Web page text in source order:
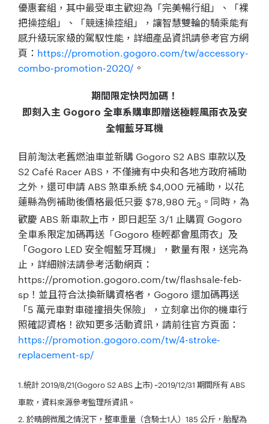
優惠套組，其中最受車主歡迎為「完美暢行組」、「裸
把操控組」、「競速操控組」，讓智慧雙輪的騎乘能有
感升級玩家級的駕馭性能，詳細產品資訊請參考官方網
頁： https://promotion.gogoro.com/tw/accessory-
combo-promotion-2020/ 。
期間限定快閃加碼！
即刻入主 Gogoro 全車系購車即贈送極輕風雨衣及安
全帽藍牙耳機
目前淘汰老舊燃油車並新購 Gogoro S2 ABS 車款以及
S2 Café Racer ABS，不僅擁有中央和各地方政府補助
之外，還可申請 ABS 煞車系統 $4,000 元補助，以花
蓮縣為例補助後價格最低只要 $78,980 元3 。同時，為
歡慶 ABS 新車款上市，即日起至 3/1 止購買 Gogoro
全車系限定加碼再送「Gogoro 極輕都會風雨衣」及
「Gogoro LED 安全帽藍牙耳機」，數量有限，送完為
止，詳細辦法請參考活動網頁：
https://promotion.gogoro.com/tw/flashsale-feb-
sp！並且符合汰換新購資格者，Gogoro 還加碼再送
「5 萬元車對車碰撞損失保險」，立刻拿出你的機車行
照確認資格！欲知更多活動資訊，請前往官方頁面：
https://promotion.gogoro.com/tw/4-stroke-
replacement-sp/
1.統計 2019/8/21(Gogoro S2 ABS 上市) ~2019/12/31 期間所有 ABS
車款，資料來源參考監理所資訊。
2. 於晴朗微風之情況下，整車重量（含騎士1人）185 公斤，胎壓為